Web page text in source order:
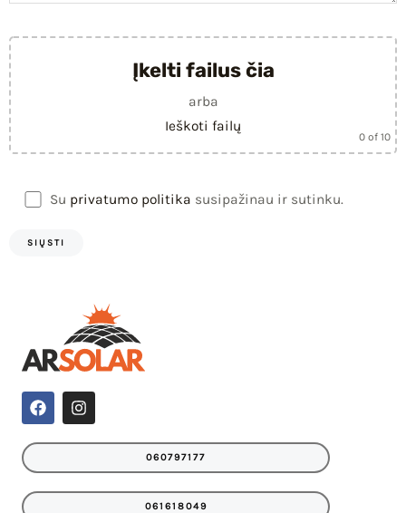
Įkelti failus čia
arba
Ieškoti failų
0 of 10
Su privatumo politika susipažinau ir sutinku.
F
a
c
e
o
o
I
n
s
t
g
r
060797177
061618049